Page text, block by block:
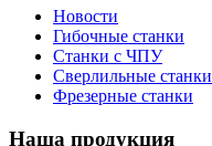
Новости
Гибочные станки
Станки с ЧПУ
Сверлильные станки
Фрезерные станки
Наша продукция